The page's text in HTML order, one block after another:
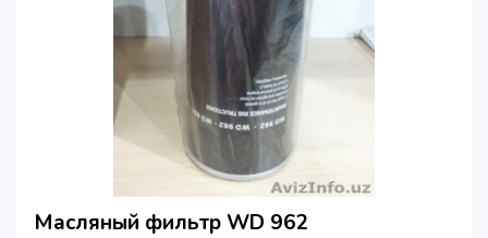
Масляный фильтр WD 962